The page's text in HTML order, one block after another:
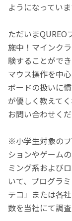
ようになっていま
ただいま
施中！マインク
験することができ
マウス操作を中
ボードの扱いに
が優しく教えて
お問い合わせくだ
※小学生対象の
ションやゲーム
ミング系および
いて、プログラ
テコ」または各
数を当社にて調